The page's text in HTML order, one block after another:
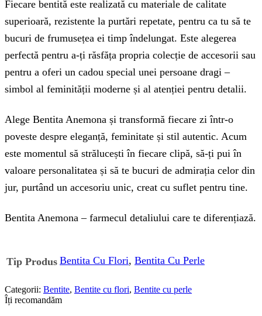
Fiecare bentită este realizată cu materiale de calitate
superioară, rezistente la purtări repetate, pentru ca tu să te
bucuri de frumusețea ei timp îndelungat. Este alegerea
perfectă pentru a-ți răsfăța propria colecție de accesorii sau
pentru a oferi un cadou special unei persoane dragi –
simbol al feminității moderne și al atenției pentru detalii.
Alege Bentita Anemona și transformă fiecare zi într-o
poveste despre eleganță, feminitate și stil autentic. Acum
este momentul să strălucești în fiecare clipă, să-ți pui în
valoare personalitatea și să te bucuri de admirația celor din
jur, purtând un accesoriu unic, creat cu suflet pentru tine.
Bentita Anemona – farmecul detaliului care te diferențiază.
Tip Produs Bentita Cu Flori, Bentita Cu Perle
Categorii: Bentite, Bentite cu flori, Bentite cu perle
Îți recomandăm